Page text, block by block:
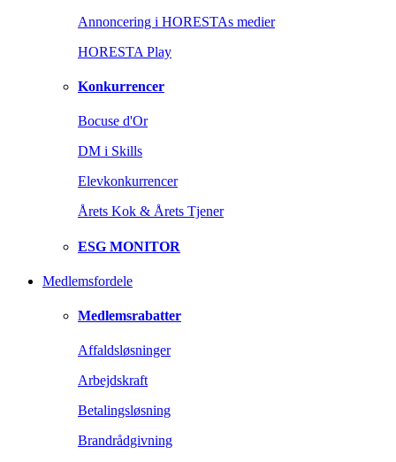
Annoncering i HORESTAs medier
HORESTA Play
Konkurrencer
Bocuse d'Or
DM i Skills
Elevkonkurrencer
Årets Kok & Årets Tjener
ESG MONITOR
Medlemsfordele
Medlemsrabatter
Affaldsløsninger
Arbejdskraft
Betalingsløsning
Brandrådgivning